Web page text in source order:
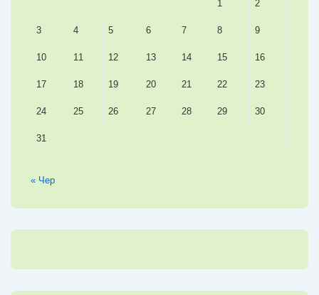
1 2
3 4 5 6 7 8 9
10 11 12 13 14 15 16
17 18 19 20 21 22 23
24 25 26 27 28 29 30
31
« Чер